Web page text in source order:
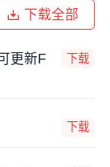
下载全部
更新F
下载
下载